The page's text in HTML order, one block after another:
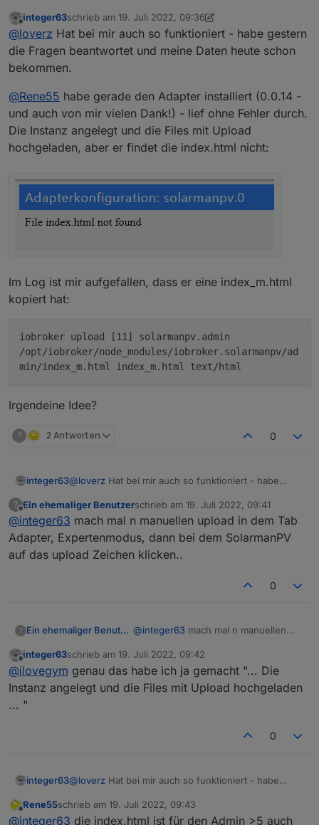
*Hi,
I need to ask which platform are you using?
What role are you? Are you an individual, O&M provider,
Can you tell me your E-mail address for api?
Why do you apply for api?*
Kann ich da ehrlich sein und sagen, dass ich Privat bin
Was habt ihr so geantwortet?
Offline
integer63schrieb am 19. Juli 2022, 09:36
zuletzt editiert von integer63
@loverz Hat bei mir auch so funktioniert - habe gestern
die Fragen beantwortet und meine Daten heute schon
bekommen.
@Rene55 habe gerade den Adapter installiert (0.0.14 -
und auch von mir vielen Dank!) - lief ohne Fehler durch.
Die Instanz angelegt und die Files mit Upload
hochgeladen, aber er findet die index.html nicht:
Im Log ist mir aufgefallen, dass er eine index_m.html
kopiert hat:
iobroker upload [11] solarmanpv.admin
/opt/iobroker/node_modules/iobroker.solarmanpv/ad
min/index_m.html index_m.html text/html
Irgendeine Idee?
? 2 Antworten 0
integer63@loverz Hat bei mir auch so funktioniert - habe
heute schon bekommen.
@Rene55habe gerade den Adapter installiert (0.0.14
- und auch von mir vielen Dank!) - lief ohne Fehler
durch. Die Instanz angelegt und die Files mit Upload
hochgeladen, aber er findet die index.html nicht:
kopiert hat:
Irgendeine Idee?
?
Offline
Ein ehemaliger Benutzerschrieb am 19. Juli 2022, 09:41
zuletzt editiert von
@integer63 mach mal n manuellen upload in dem Tab
Adapter, Expertenmodus, dann bei dem SolarmanPV
auf das upload Zeichen klicken..
0
? Ein ehemaliger Benutzer @integer63 mach mal n manuellen
Expertenmodus, dann bei dem
SolarmanPV auf das upload Zeichen
klicken..
Offline
integer63schrieb am 19. Juli 2022, 09:42
zuletzt editiert von
@ilovegym genau das habe ich ja gemacht "... Die
Instanz angelegt und die Files mit Upload hochgeladen
... "
0
integer63@loverz Hat bei mir auch so funktioniert - habe
heute schon bekommen.
@Rene55habe gerade den Adapter installiert (0.0.14
- und auch von mir vielen Dank!) - lief ohne Fehler
Offline
Rene55schrieb am 19. Juli 2022, 09:43
zuletzt editiert von
@integer63 die index.html ist für den Admin >5 auch